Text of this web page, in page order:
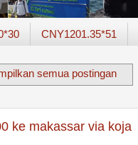
CNY1201.35*51
semua postingan
ke makassar via koja